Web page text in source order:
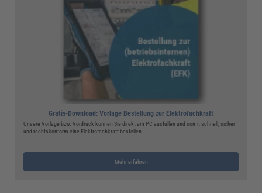
Gratis-Download: Vorlage Bestellung zur Elektrofachkraft
Unsere Vorlage bzw. Vordruck können Sie direkt am PC ausfüllen und somit schnell, sicher
und rechtskonform eine Elektrofachkraft bestellen.
Mehr erfahren